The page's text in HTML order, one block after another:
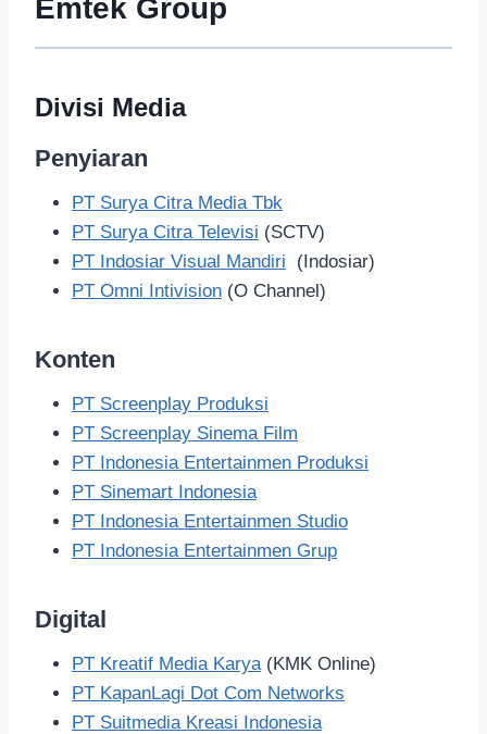
Emtek Group
Divisi Media
Penyiaran
PT Surya Citra Media Tbk
PT Surya Citra Televisi (SCTV)
PT Indosiar Visual Mandiri (Indosiar)
PT Omni Intivision (O Channel)
Konten
PT Screenplay Produksi
PT Screenplay Sinema Film
PT Indonesia Entertainmen Produksi
PT Sinemart Indonesia
PT Indonesia Entertainmen Studio
PT Indonesia Entertainmen Grup
Digital
PT Kreatif Media Karya (KMK Online)
PT KapanLagi Dot Com Networks
PT Suitmedia Kreasi Indonesia